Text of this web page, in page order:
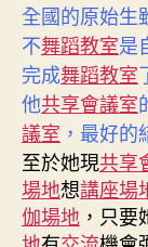
全國的原始生
不舞蹈教室是
完成舞蹈教室
他共享會議室
議室 ，最好的
至於她現共享
場地想講座場
伽場地 ，只